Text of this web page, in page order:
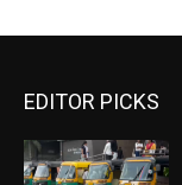
EDITOR PICKS